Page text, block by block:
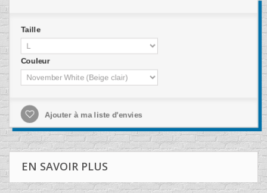
Taille
Couleur
Ajouter à ma liste d'envies
EN SAVOIR PLUS